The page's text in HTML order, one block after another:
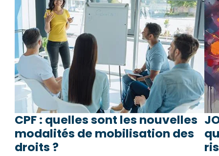
CPF : quelles sont les nouvelles
modalités de mobilisation des
droits ?